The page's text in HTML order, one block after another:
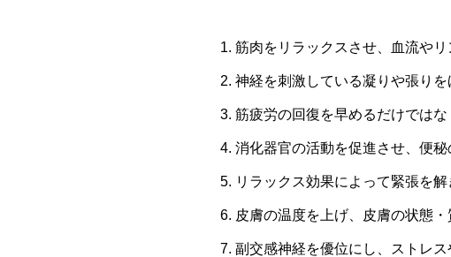
筋肉をリラックスさせ、血流や
神経を刺激している凝りや張り
筋疲労の回復を早めるだけでは
消化器官の活動を促進させ、便
リラックス効果によって緊張を
皮膚の温度を上げ、皮膚の状態
副交感神経を優位にし、ストレ